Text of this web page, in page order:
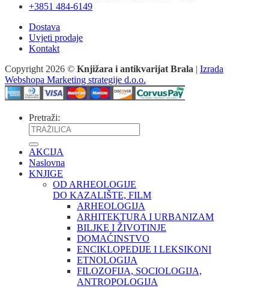
+3851 484-6149
Dostava
Uvjeti prodaje
Kontakt
Copyright 2026 © Knjižara i antikvarijat Brala | Izrada
Webshopa Marketing strategije d.o.o.
Pretraži:
AKCIJA
Naslovna
KNJIGE
OD ARHEOLOGIJE
DO KAZALIŠTE, FILM
ARHEOLOGIJA
ARHITEKTURA I URBANIZAM
BILJKE I ŽIVOTINJE
DOMAĆINSTVO
ENCIKLOPEDIJE I LEKSIKONI
ETNOLOGIJA
FILOZOFIJA, SOCIOLOGIJA,
ANTROPOLOGIJA